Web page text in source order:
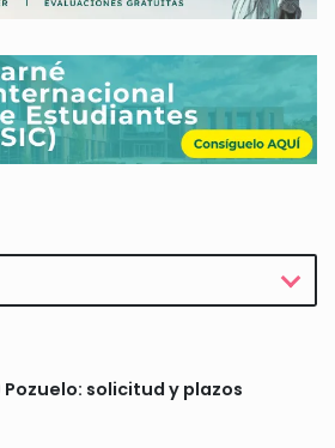
Pozuelo: solicitud y plazos